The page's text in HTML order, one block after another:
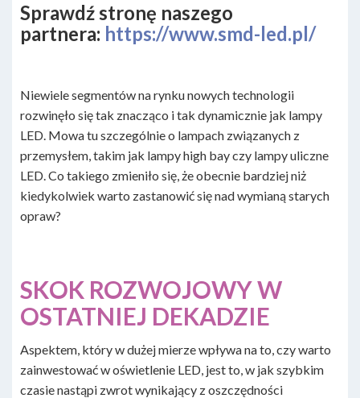
Sprawdź stronę naszego
partnera: https://www.smd-led.pl/
Niewiele segmentów na rynku nowych technologii
rozwinęło się tak znacząco i tak dynamicznie jak lampy
LED. Mowa tu szczególnie o lampach związanych z
przemysłem, takim jak lampy high bay czy lampy uliczne
LED. Co takiego zmieniło się, że obecnie bardziej niż
kiedykolwiek warto zastanowić się nad wymianą starych
opraw?
SKOK ROZWOJOWY W
OSTATNIEJ DEKADZIE
Aspektem, który w dużej mierze wpływa na to, czy warto
zainwestować w oświetlenie LED, jest to, w jak szybkim
czasie nastąpi zwrot wynikający z oszczędności